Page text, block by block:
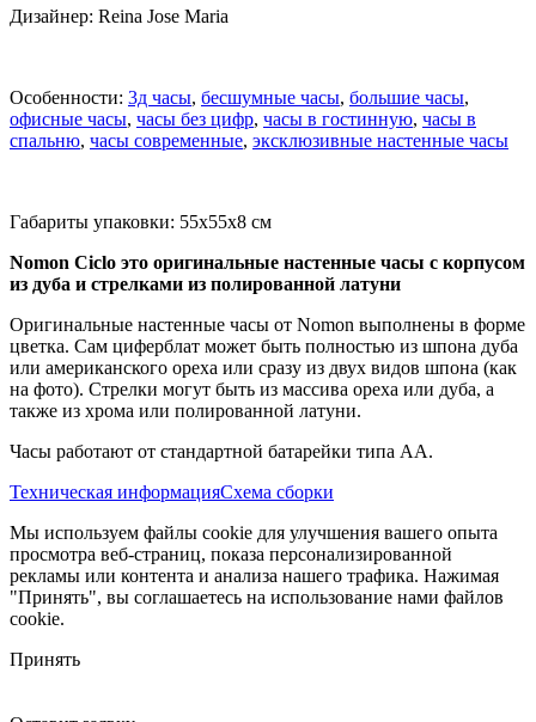
Дизайнер: Reina Jose Maria
Особенности: 3д часы, бесшумные часы, большие часы,
офисные часы, часы без цифр, часы в гостинную, часы в
спальню, часы современные, эксклюзивные настенные часы
Габариты упаковки: 55x55x8 см
Nomon Ciclo это оригинальные настенные часы с корпусом
из дуба и стрелками из полированной латуни
Оригинальные настенные часы от Nomon выполнены в форме
цветка. Сам циферблат может быть полностью из шпона дуба
или американского ореха или сразу из двух видов шпона (как
на фото). Стрелки могут быть из массива ореха или дуба, а
также из хрома или полированной латуни.
Часы работают от стандартной батарейки типа АА.
Техническая информацияСхема сборки
Мы используем файлы cookie для улучшения вашего опыта
просмотра веб-страниц, показа персонализированной
рекламы или контента и анализа нашего трафика. Нажимая
"Принять", вы соглашаетесь на использование нами файлов
cookie.
Принять